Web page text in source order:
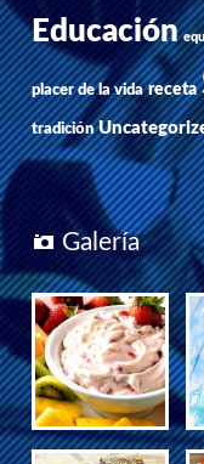
Educación
placer de la vida receta
tradición
Galería